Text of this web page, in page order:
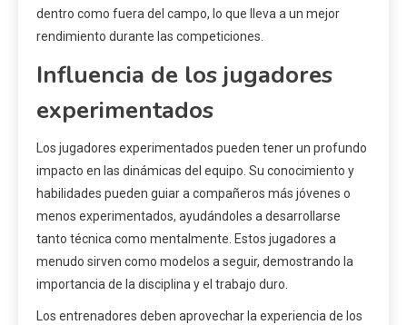
dentro como fuera del campo, lo que lleva a un mejor
rendimiento durante las competiciones.
Influencia de los jugadores
experimentados
Los jugadores experimentados pueden tener un profundo
impacto en las dinámicas del equipo. Su conocimiento y
habilidades pueden guiar a compañeros más jóvenes o
menos experimentados, ayudándoles a desarrollarse
tanto técnica como mentalmente. Estos jugadores a
menudo sirven como modelos a seguir, demostrando la
importancia de la disciplina y el trabajo duro.
Los entrenadores deben aprovechar la experiencia de los